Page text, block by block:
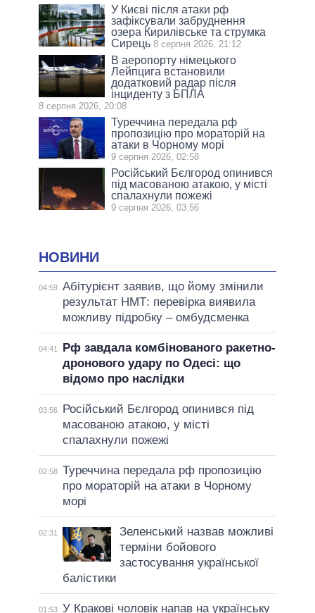
У Києві після атаки рф
зафіксували забруднення
озера Кирилівське та струмка
Сирець 8 серпня 2026, 21:12
В аеропорту німецького
Лейпцига встановили
додатковий радар після
інциденту з БПЛА
8 серпня 2026, 20:08
Туреччина передала рф
пропозицію про мораторій на
атаки в Чорному морі
9 серпня 2026, 02:58
Російський Бєлгород опинився
під масованою атакою, у місті
спалахнули пожежі
9 серпня 2026, 03:56
НОВИНИ
04:59 Абітурієнт заявив, що йому змінили
результат НМТ: перевірка виявила
можливу підробку – омбудсменка
04:41
Рф завдала комбінованого ракетно-
дронового удару по Одесі: що
відомо про наслідки
03:56
Російський Бєлгород опинився під
масованою атакою, у місті
спалахнули пожежі
02:58 Туреччина передала рф пропозицію
про мораторій на атаки в Чорному
морі
02:31
Зеленський назвав можливі
терміни бойового
застосування української
балістики
01:53 У Кракові чоловік напав на українську